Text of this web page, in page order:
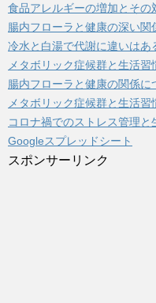
食品アレルギーの増加とその
腸内フローラと健康の深い関
冷水と白湯で代謝に違いはあ
メタボリック症候群と生活習
腸内フローラと健康の関係に
メタボリック症候群と生活習
コロナ禍でのストレス管理と
Googleスプレッドシート
スポンサーリンク